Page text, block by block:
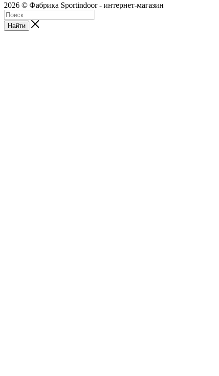
2026 © Фабрика Sportindoor - интернет-магазин
Найти